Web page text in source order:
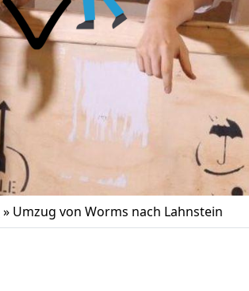
» Umzug von Worms nach Lahnstein